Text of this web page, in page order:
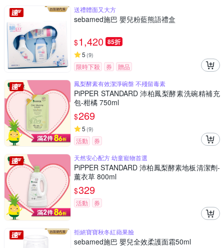
送禮體面又大方
sebamed施巴 嬰兒粉藍熊語禮盒
$1,420 85折
5 (9)
限時下殺 券
贈品
鳳梨酵素有效潔淨碗盤 不殘留毒素
PiPPER STANDARD 沛柏鳳梨酵素洗碗精補充
包-柑橘 750ml
$269
5 (9)
活動
券
天然安心配方 幼童寵物首選
PiPPER STANDARD 沛柏鳳梨酵素地板清潔劑-
薰衣草 800ml
$329
活動 券
拒絕寶寶秋冬紅蘋果臉
sebamed施巴 嬰兒全效柔護面霜50ml